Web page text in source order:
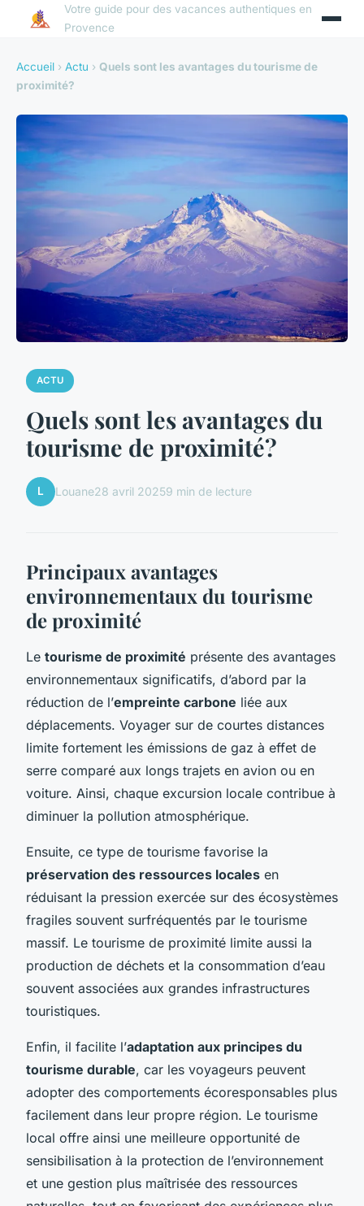
Votre guide pour des vacances authentiques en
Provence
Accueil › Actu › Quels sont les avantages du tourisme de
proximité?
ACTU
Quels sont les avantages du
tourisme de proximité?
L Louane28 avril 20259 min de lecture
Principaux avantages
environnementaux du tourisme
de proximité
Le tourisme de proximité présente des avantages
environnementaux significatifs, d’abord par la
réduction de l’empreinte carbone liée aux
déplacements. Voyager sur de courtes distances
limite fortement les émissions de gaz à effet de
serre comparé aux longs trajets en avion ou en
voiture. Ainsi, chaque excursion locale contribue à
diminuer la pollution atmosphérique.
Ensuite, ce type de tourisme favorise la
préservation des ressources locales en
réduisant la pression exercée sur des écosystèmes
fragiles souvent surfréquentés par le tourisme
massif. Le tourisme de proximité limite aussi la
production de déchets et la consommation d’eau
souvent associées aux grandes infrastructures
touristiques.
Enfin, il facilite l’adaptation aux principes du
tourisme durable, car les voyageurs peuvent
adopter des comportements écoresponsables plus
facilement dans leur propre région. Le tourisme
local offre ainsi une meilleure opportunité de
sensibilisation à la protection de l’environnement
et une gestion plus maîtrisée des ressources